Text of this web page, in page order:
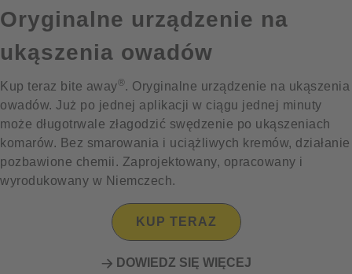
Oryginalne urządzenie na
ukąszenia owadów
Kup teraz bite away®. Oryginalne urządzenie na ukąszenia
owadów. Już po jednej aplikacji w ciągu jednej minuty
może długotrwale złagodzić swędzenie po ukąszeniach
komarów. Bez smarowania i uciążliwych kremów, działanie
pozbawione chemii. Zaprojektowany, opracowany i
wyrodukowany w Niemczech.
KUP TERAZ
DOWIEDZ SIĘ WIĘCEJ